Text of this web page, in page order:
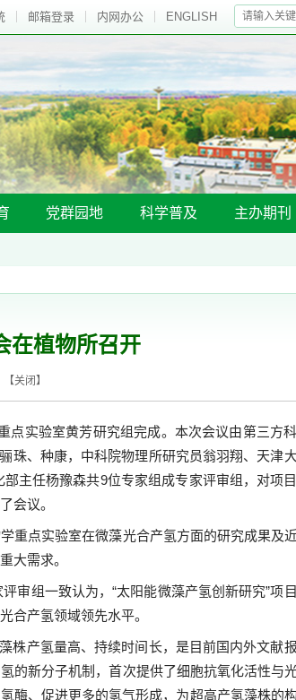
邮箱登录 内网办公 ENGLISH
党群园地 科学普及 主办期刊
在植物所召开
【关闭 】
点实验室黄芳研究组完成。本次会议由第三方
珠、种康，中科院物理所研究员翁羽翔、天津
部主任杨豫森共9位专家组成专家评审组，对项
会议。
重点实验室在微藻光合产氢方面的研究成果及
大需求。
审组一致认为，“太阳能微藻产氢创新研究”项
合产氢领域领先水平。
株产氢量高、持续时间长，是目前国内外文献
的新分子机制，首次提供了细胞抗氧化活性与
酶、促进更多的氢气形成，为超高产氢藻株的